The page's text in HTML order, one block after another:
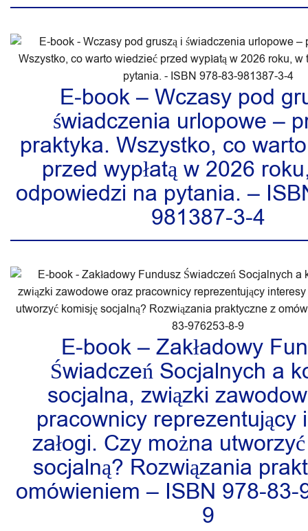
E-book – Wczasy pod
świadczenia urlopowe –
praktyka. Wszystko, co
przed wypłatą w 2026
odpowiedzi na pytania. –
981387-3-4
E-book – Zakładowy
Świadczeń Socjalnych a
socjalna, związki
pracownicy reprezentujący
załogi. Czy można
socjalną? Rozwiązania
omówieniem – ISBN 978-83-
9